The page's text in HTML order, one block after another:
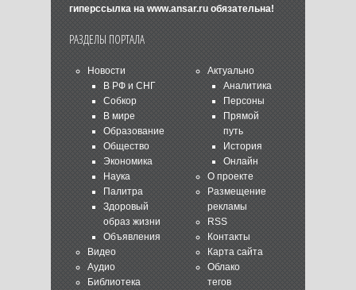
гиперссылка на www.ansar.ruобязательна!
РАЗДЕЛЫ ПОРТАЛА
Новости
В РФ и СНГ
Собкор
В мире
Образование
Общество
Экономика
Наука
Палитра
Здоровый
образ жизни
Объявления
Видео
Аудио
Библиотека
Актуально
Аналитика
Персоны
Прямой
путь
История
Онлайн
О проекте
Размещение
рекламы
RSS
Контакты
Карта сайта
Облако
тегов